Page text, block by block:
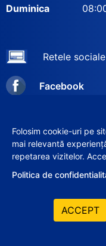
Duminica
Retele sociale
Facebook
©
Folosim cookie-uri pe
mai relevantă
repetarea vizitelor.
Politica de
ACCEPT